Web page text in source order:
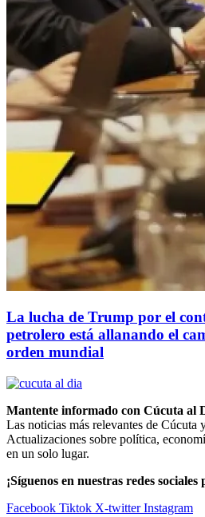
La lucha de Trump por el
petrolero está allanando el
orden mundial
Mantente informado con Cúcuta al
Las noticias más relevantes de Cúcuta
Actualizaciones sobre política,
en un solo lugar.
¡Síguenos en nuestras redes
Facebook Tiktok X-twitter Instagram